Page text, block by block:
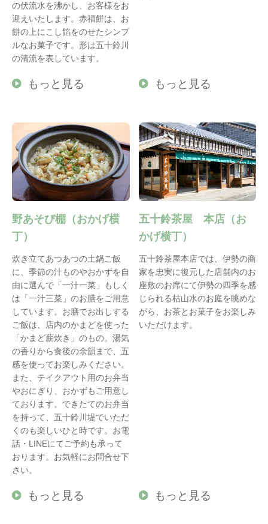
の伏流水を沸かし、お客様をお
迎えいたします。赤福餅は、お
餅の上にこし餡をのせたシンプ
ルなお菓子です。形は五十鈴川
の清流を表しています。
もっと見る もっと見る
野あそび棚（おかげ横
丁）
炊き立てあつあつの土鍋ご飯
に、季節の汁ものやおかずを自
由に選んで「一汁一菜」もしく
は「一汁三菜」のお膳をご用意
しています。お膳でお出しする
ご飯は、店内のかまどを使った
「かまど薪炊き」のもの。湯気
の香りから食後の余韻まで、五
感を使ってお楽しみください。
また、テイクアウト用のお弁当
やおにぎり、おかずもご用意し
ております。できたてのお弁当
を持って、五十鈴川堤でいただ
くのも楽しいひと時です。お電
話・LINEにてご予約も承って
おります。お気軽にお問合せ下
さい。
もっと見る
五十鈴茶屋 本店（お
かげ横丁）
五十鈴茶屋本店では、伊勢の商
家を忠実に復元した店舗内のお
座敷のお席にて伊勢の四季を感
じられる枯山水のお庭を眺めな
がら、お茶とお菓子をお楽しみ
いただけます。
もっと見る